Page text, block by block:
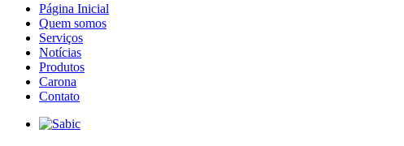
Página Inicial
Quem somos
Serviços
Notícias
Produtos
Carona
Contato